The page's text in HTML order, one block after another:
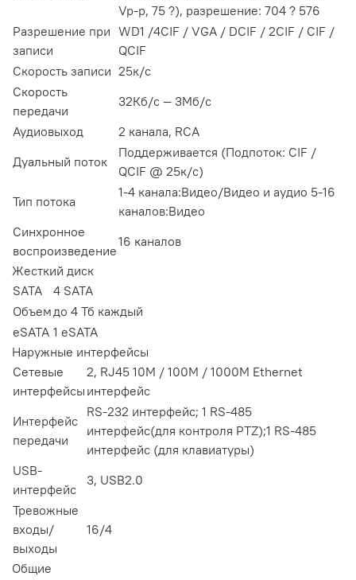
Vp-p, 75 ?), разрешение: 704 ? 576
Разрешение при
записи
WD1 /4CIF / VGA / DCIF / 2CIF / CIF /
QCIF
Скорость записи 25к/с
Скорость
передачи
32Кб/с — 3Мб/с
Аудиовыход
2 канала, RCA
Дуальный поток
Поддерживается (Подпоток: CIF /
QCIF @ 25к/с)
Тип потока
1-4 канала:Видео/Видео и аудио 5-16
каналов:Видео
Синхронное
воспроизведение
16 каналов
Жесткий диск
SATA
4 SATA
Объем до 4 Тб каждый
eSATA 1 eSATA
Наружные интерфейсы
Сетевые
интерфейсы
2, RJ45 10M / 100M / 1000M Ethernet
интерфейс
Интерфейс
передачи
RS-232 интерфейс; 1 RS-485
интерфейс(для контроля PTZ);1 RS-485
интерфейс (для клавиатуры)
USB-
интерфейс
3, USB2.0
Тревожные
входы/
выходы
16/4
Общие